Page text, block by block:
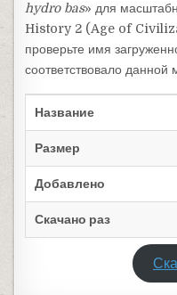
hydro bas» для
History 2 (Age of
проверьте имя
соответствовало
Название
Размер
Добавлено
Скачано раз